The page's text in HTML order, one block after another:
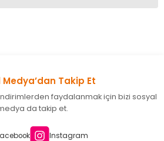
bozuk veya görüntülenemiyor.
eksik bilgiler bulunuyor.
daha pahalı.
Medya’dan Takip Et
faydalanmak için bizi sosyal
da takip et.
Instagram